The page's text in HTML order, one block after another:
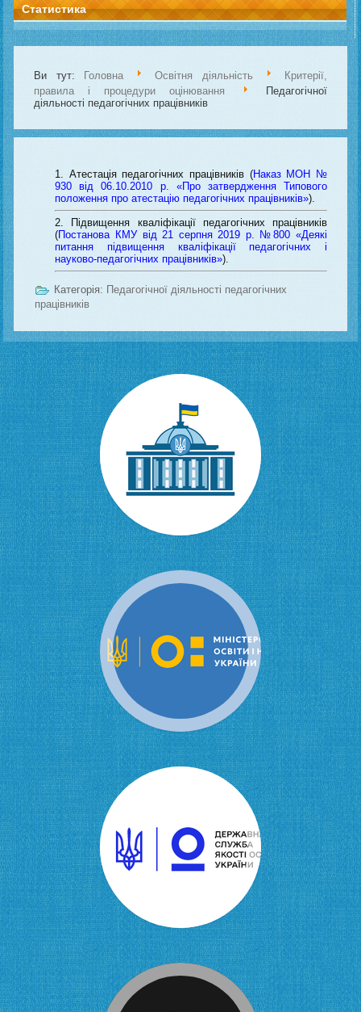
Статистика
Ви тут: Головна Освітня діяльність
Критерії,
правила і процедури оцінювання
Педагогічної
діяльності педагогічних працівників
Атестація педагогічних працівників (Наказ МОН №
930 від 06.10.2010 р. «Про затвердження Типового
положення про атестацію педагогічних працівників»).
Підвищення кваліфікації педагогічних працівників
(Постанова КМУ від 21 серпня 2019 р. №800 «Деякі
питання підвищення кваліфікації педагогічних і
науково-педагогічних працівників»).
Категорія: Педагогічної діяльності педагогічних
працівників